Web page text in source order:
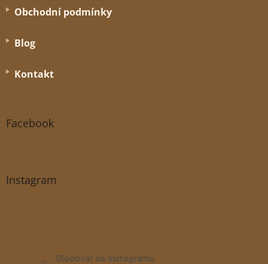
Obchodní podmínky
Blog
Kontakt
Facebook
Instagram
Sledovat na Instagramu